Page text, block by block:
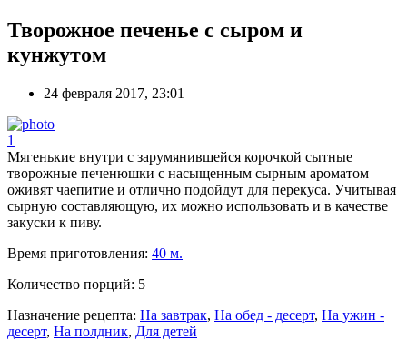
Творожное печенье с сыром и
кунжутом
24 февраля 2017, 23:01
1
Мягенькие внутри с зарумянившейся корочкой сытные
творожные печенюшки с насыщенным сырным ароматом
оживят чаепитие и отлично подойдут для перекуса. Учитывая
сырную составляющую, их можно использовать и в качестве
закуски к пиву.
Время приготовления: 40 м.
Количество порций: 5
Назначение рецепта: На завтрак, На обед - десерт, На ужин -
десерт, На полдник, Для детей